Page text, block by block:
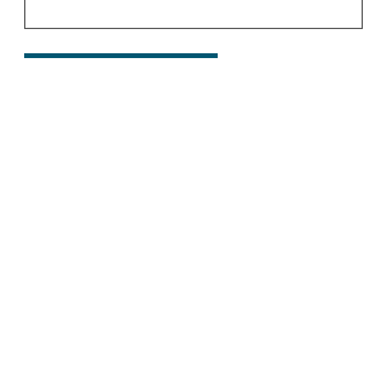
Senden